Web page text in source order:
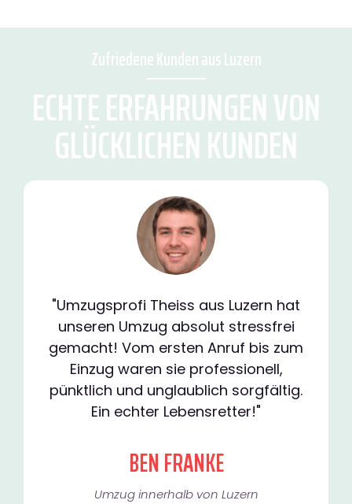
Zufriedene Kunden aus Luzern
ECHTE ERFAHRUNGEN VON
GLÜCKLICHEN KUNDEN
"Umzugsprofi Theiss aus Luzern hat
unseren Umzug absolut stressfrei
gemacht! Vom ersten Anruf bis zum
Einzug waren sie professionell,
pünktlich und unglaublich sorgfältig.
Ein echter Lebensretter!"
BEN FRANKE
Umzug innerhalb von Luzern​